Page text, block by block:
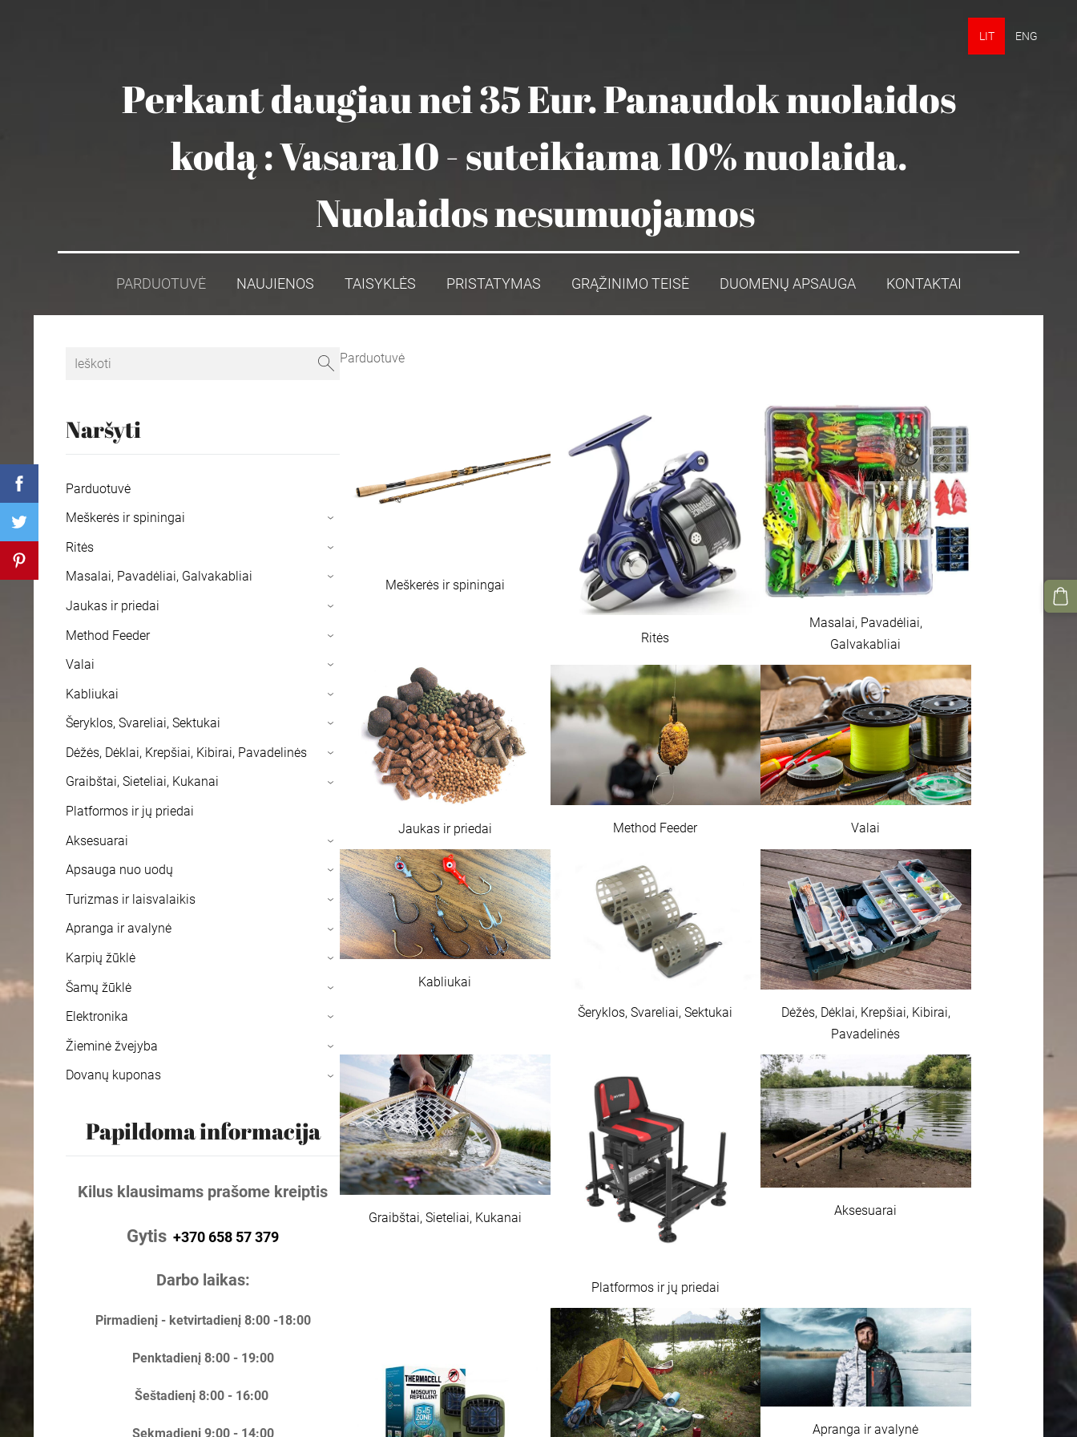
LIT ENG
Perkant daugiau nei 35 Eur. Panaudok nuolaidos
kodą : Vasara10 - suteikiama 10% nuolaida.
Nuolaidos nesumuojamos
PARDUOTUVĖ NAUJIENOS TAISYKLĖS PRISTATYMAS GRĄŽINIMO TEISĖ DUOMENŲ APSAUGA KONTAKTAI
Naršyti
Parduotuvė
Meškerės ir spiningai
›
Ritės ›
Masalai, Pavadėliai, Galvakabliai ›
Jaukas ir priedai ›
Method Feeder ›
Valai ›
Kabliukai ›
Šeryklos, Svareliai, Sektukai ›
Dėžės, Dėklai, Krepšiai, Kibirai, Pavadelinės ›
Graibštai, Sieteliai, Kukanai ›
Platformos ir jų priedai
Aksesuarai
›
Apsauga nuo uodų ›
Turizmas ir laisvalaikis ›
Apranga ir avalynė ›
Karpių žūklė ›
Šamų žūklė ›
Elektronika ›
Žieminė žvejyba ›
Dovanų kuponas ›
Papildoma informacija
Kilus klausimams prašome kreiptis
Gytis +370 658 57 379
Darbo laikas:
Pirmadienį - ketvirtadienį 8:00 -18:00
Penktadienį 8:00 - 19:00
Šeštadienį 8:00 - 16:00
Sekmadienį 9:00 - 14:00
Parduotuvė
Meškerės ir spiningai
Ritės
Masalai, Pavadėliai,
Galvakabliai
Jaukas ir priedai Method Feeder Valai
Kabliukai
Šeryklos, Svareliai, Sektukai
Dėžės, Dėklai, Krepšiai, Kibirai,
Pavadelinės
Graibštai, Sieteliai, Kukanai
Platformos ir jų priedai
Aksesuarai
Apranga ir avalynė